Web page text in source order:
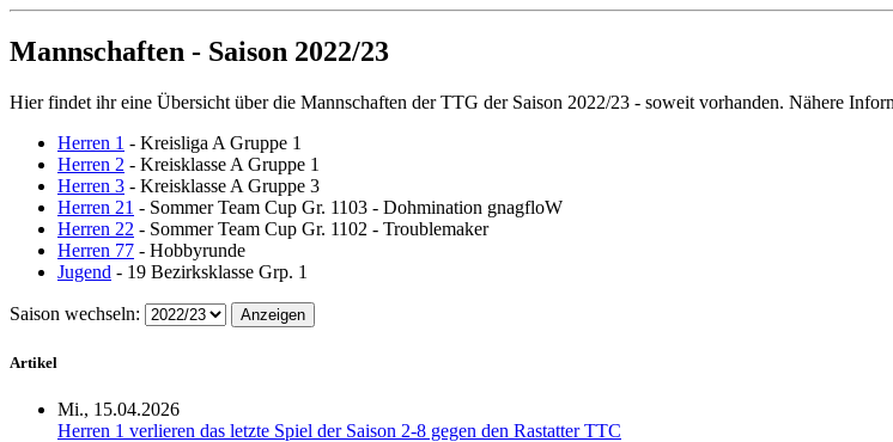
Mannschaften - Saison 2022/23
Hier findet ihr eine Übersicht über die Mannschaften der TTG der Saison 2022/23 - soweit vorhanden. Nähere
Herren 1 - Kreisliga A Gruppe 1
Herren 2 - Kreisklasse A Gruppe 1
Herren 3 - Kreisklasse A Gruppe 3
Herren 21 - Sommer Team Cup Gr. 1103 - Dohmination gnagfloW
Herren 22 - Sommer Team Cup Gr. 1102 - Troublemaker
Herren 77 - Hobbyrunde
Jugend - 19 Bezirksklasse Grp. 1
Saison wechseln: Anzeigen
Artikel
Mi., 15.04.2026
Herren 1 verlieren das letzte Spiel der Saison 2-8 gegen den Rastatter TTC